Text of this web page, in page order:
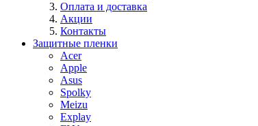
Оплата и доставка
Акции
Контакты
Защитные пленки
Acer
Apple
Asus
Spolky
Meizu
Explay